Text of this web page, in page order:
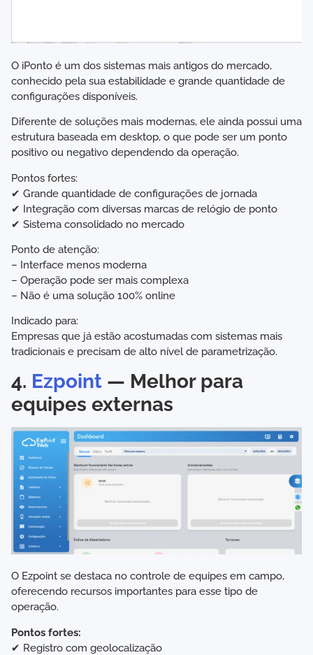
O iPonto é um dos sistemas mais antigos do mercado,
conhecido pela sua estabilidade e grande quantidade de
configurações disponíveis.
Diferente de soluções mais modernas, ele ainda possui uma
estrutura baseada em desktop, o que pode ser um ponto
positivo ou negativo dependendo da operação.
Pontos fortes:
✔ Grande quantidade de configurações de jornada
✔ Integração com diversas marcas de relógio de ponto
✔ Sistema consolidado no mercado
Ponto de atenção:
– Interface menos moderna
– Operação pode ser mais complexa
– Não é uma solução 100% online
Indicado para:
Empresas que já estão acostumadas com sistemas mais
tradicionais e precisam de alto nível de parametrização.
4. Ezpoint — Melhor para
equipes externas
O Ezpoint se destaca no controle de equipes em campo,
oferecendo recursos importantes para esse tipo de
operação.
Pontos fortes:
✔ Registro com geolocalização